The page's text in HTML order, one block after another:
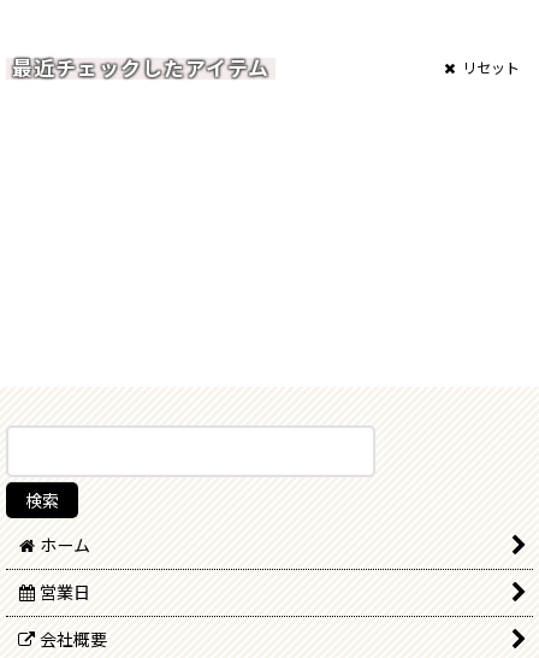
最近チェックしたアイテム リセット
ホーム
営業日
会社概要